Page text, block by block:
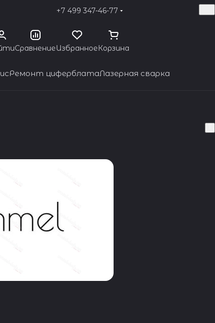
+7 499 347-46-77
СравнениеИзбранноеКорзина
Ремонт циферблатаЛазерная сварка